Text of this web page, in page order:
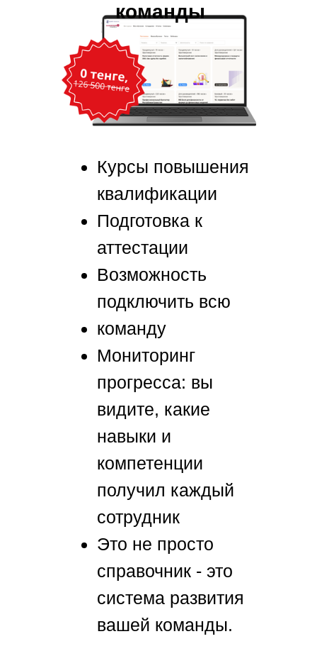
команды
Курсы повышения
квалификации
Подготовка к
аттестации
Возможность
подключить всю
команду
Мониторинг
прогресса: вы
видите, какие
навыки и
компетенции
получил каждый
сотрудник
Это не просто
справочник - это
система развития
вашей команды.